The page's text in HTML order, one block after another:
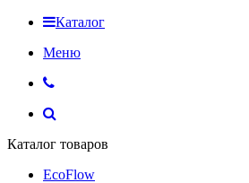
Каталог
Меню
Каталог товаров
EcoFlow